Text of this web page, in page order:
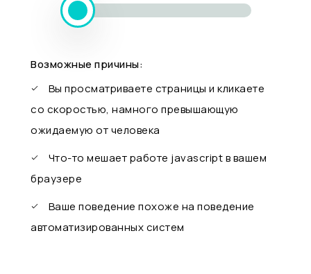
Возможные причины:
Вы просматриваете страницы и кликаете
со скоростью, намного превышающую
ожидаемую от человека
Что-то мешает работе javascript в вашем
браузере
Ваше поведение похоже на поведение
автоматизированных систем